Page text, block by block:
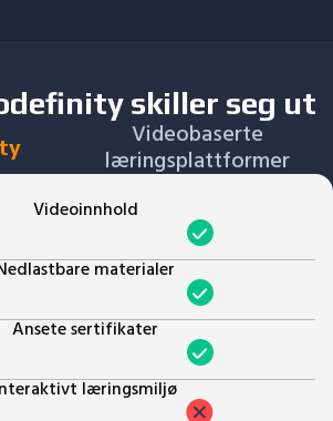
skiller seg ut
Videobaserte
læringsplattformer
Videoinnhold
materialer
Ansete sertifikater
læringsmiljø